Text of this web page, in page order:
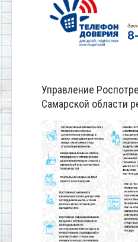
Управление
Самарской области